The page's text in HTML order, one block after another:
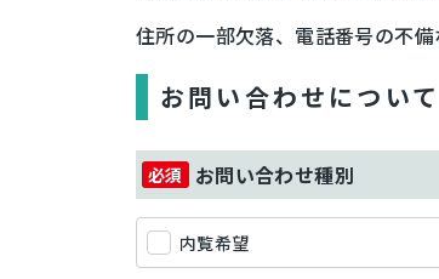
住所の一部欠落、電話番号の不
お問い合わせについて
お問い合わせ種別
内覧希望